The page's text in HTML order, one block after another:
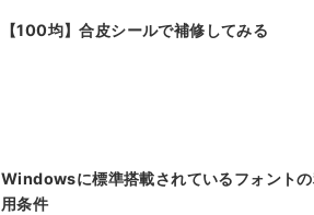
【100均】合皮シールで補修してみる
Windowsに標準搭載されているフォント
用条件